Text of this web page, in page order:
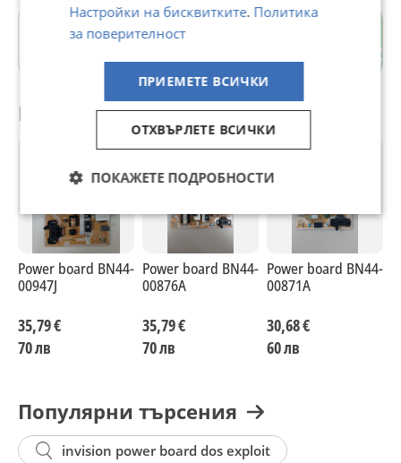
2-ри корпус
Препоръчани за теб
Power board BN44-
00947J
35,79 €
70 лв
Power board BN44-
00876A
35,79 €
70 лв
Power board BN44-
00871A
30,68 €
60 лв
Популярни търсения
invision power board dos exploit
Настройки на бисквитките. Политика
за поверителност
ПРИЕМЕТЕ ВСИЧКИ
ОТХВЪРЛЕТЕ ВСИЧКИ
ПОКАЖЕТЕ ПОДРОБНОСТИ